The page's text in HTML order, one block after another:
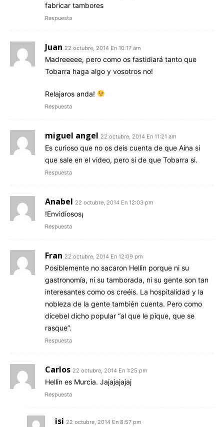
fabricar tambores
Respuesta
Juan 22 octubre, 2014 En 10:17 am
Madreeeee, pero como os fastidiará tanto que
Tobarra haga algo y vosotros no!
Relajaros anda!
Respuesta
miguel angel 22 octubre, 2014 En 11:21 am
Es curioso que no os deis cuenta de que Aina si
que sale en el video, pero si de que Tobarra si.
Respuesta
Anabel 22 octubre, 2014 En 12:03 pm
!Envidiosos¡
Respuesta
Fran 22 octubre, 2014 En 12:09 pm
Posiblemente no sacaron Hellin porque ni su
gastronomía, ni su tamborada, ni su gente son tan
interesantes como os creéis. La hospitalidad y la
nobleza de la gente también cuenta. Pero como
dicebel dicho popular “al que le pique, que se
rasque”.
Respuesta
Carlos 22 octubre, 2014 En 1:25 pm
Hellin es Murcia. Jajajajajaj
Respuesta
isi 22 octubre, 2014 En 8:57 pm